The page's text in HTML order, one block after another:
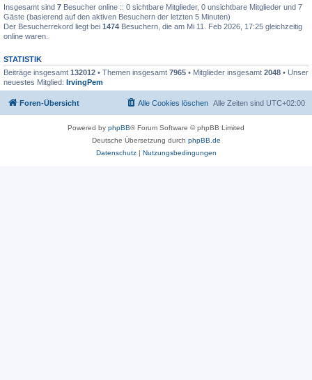
Insgesamt sind 7 Besucher online :: 0 sichtbare Mitglieder, 0 unsichtbare Mitglieder und 7
Gäste (basierend auf den aktiven Besuchern der letzten 5 Minuten)
Der Besucherrekord liegt bei 1474 Besuchern, die am Mi 11. Feb 2026, 17:25 gleichzeitig
online waren.
STATISTIK
Beiträge insgesamt 132012 • Themen insgesamt 7965 • Mitglieder insgesamt 2048 • Unser
neuestes Mitglied: IrvingPem
Foren-Übersicht Alle Zeiten sind UTC+02:00
Alle Cookies löschen
Powered by phpBB® Forum Software © phpBB Limited
Deutsche Übersetzung durch phpBB.de
Datenschutz| Nutzungsbedingungen